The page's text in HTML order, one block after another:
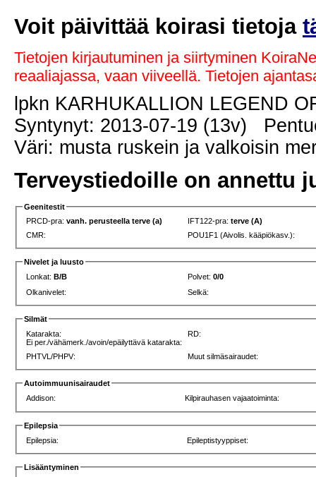
Voit päivittää koirasi tietoja
Tietojen kirjautuminen ja siirtyminen
reaaliajassa, vaan viiveellä. Tietojen
lpkn KARHUKALLION LEGEND
Syntynyt: 2013-07-19 (13v)
Väri: musta ruskein ja valkoisin
Terveystiedoille on annettu
Geenitestit
PRCD-pra:vanh. perusteella terve (a) IFT122-pra:terve (A)
CMR:
POU1F1 (Aivolis. kääpiökasv.):
Nivelet ja luusto
Lonkat:B/B Polvet:0/0
Olkanivelet:
Selkä:
Silmät
Katarakta:
Ei per./vähämerk./avoin/epäilyttävä katarakta:
RD:
PHTVL/PHPV: Muut silmäsairaudet:
Autoimmuunisairaudet
Addison:
Kilpirauhasen vajaatoiminta:
Epilepsia
Epilepsia:
Epileptistyyppiset:
Lisääntyminen